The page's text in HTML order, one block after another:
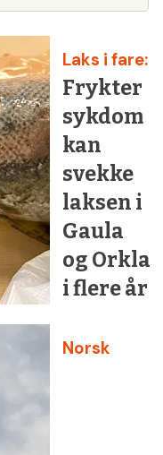
Laks i fare:
Frykter
sykdom
kan
svekke
laksen i
Gaula
og Orkla
i flere år
Norsk